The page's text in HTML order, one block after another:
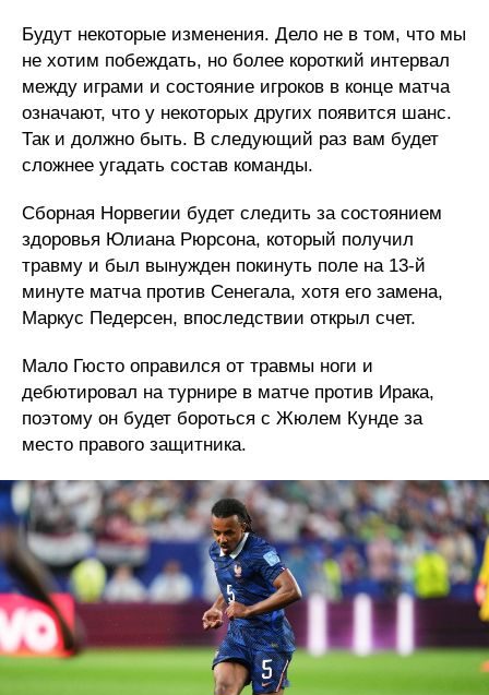
Будут некоторые изменения. Дело не в том, что мы
не хотим побеждать, но более короткий интервал
между играми и состояние игроков в конце матча
означают, что у некоторых других появится шанс.
Так и должно быть. В следующий раз вам будет
сложнее угадать состав команды.
Сборная Норвегии будет следить за состоянием
здоровья Юлиана Рюрсона, который получил
травму и был вынужден покинуть поле на 13-й
минуте матча против Сенегала, хотя его замена,
Маркус Педерсен, впоследствии открыл счет.
Мало Гюсто оправился от травмы ноги и
дебютировал на турнире в матче против Ирака,
поэтому он будет бороться с Жюлем Кунде за
место правого защитника.